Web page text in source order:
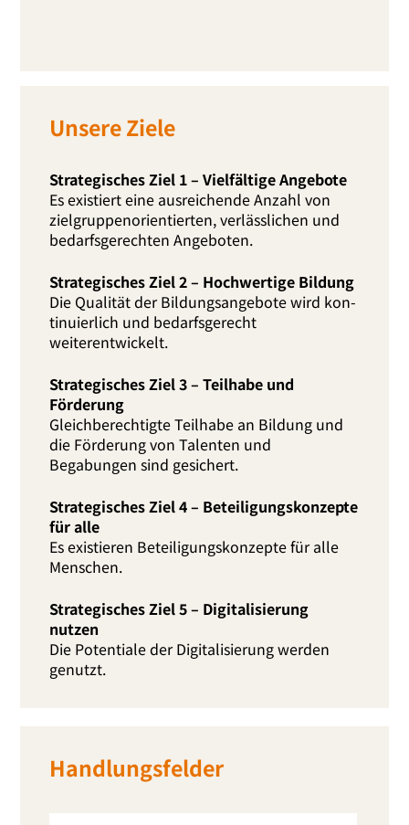
Unsere Ziele
Strategisches Ziel 1 – Vielfältige Angebote
Es exis­tiert eine aus­rei­chen­de Anzahl von
ziel­grup­pen­ori­en­tier­ten, ver­läss­li­chen und
bedarfs­ge­rech­ten Angeboten.
Strategisches Ziel 2 – Hochwertige Bildung
Die Qualität der Bildungsangebote wird kon­
ti­nu­ier­lich und bedarfs­ge­recht
weiterentwickelt.
Strategisches Ziel 3 – Teilhabe und
Förderung
Gleichberechtigte Teilhabe an Bildung und
die Förderung von Talenten und
Begabungen sind gesichert.
Strategisches Ziel 4 – Beteiligungskonzepte
für alle
Es exis­tie­ren Beteiligungskonzepte für alle
Menschen.
Strategisches Ziel 5 – Digitalisierung
nutzen
Die Potentiale der Digitalisierung wer­den
genutzt.
Handlungsfelder